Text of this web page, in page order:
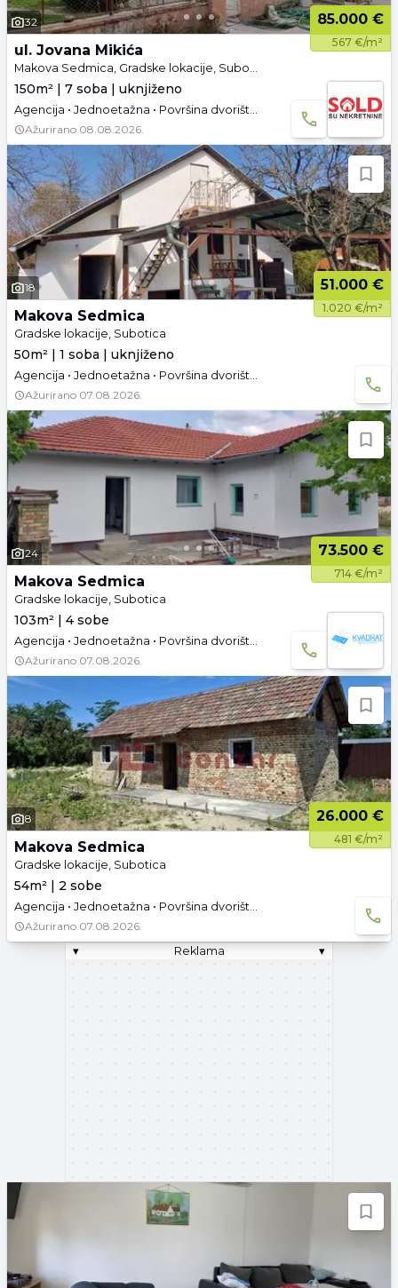
32 85.000 €
567 €/m²
ul. Jovana Mikića
Makova Sedmica, Gradske lokacije, Subotica
150m² | 7 soba | uknjiženo
Agencija • Jednoetažna • Površina dvorišta: 12.47 a • Uknjižen • Parking
Ažurirano 08.08.2026.
18 51.000 €
1.020 €/m²
Makova Sedmica
Gradske lokacije, Subotica
50m² | 1 soba | uknjiženo
Agencija • Jednoetažna • Površina dvorišta: 19.86 a • Uknjižen • Prazno
Ažurirano 07.08.2026.
24 73.500 €
714 €/m²
Makova Sedmica
Gradske lokacije, Subotica
103m² | 4 sobe
Agencija • Jednoetažna • Površina dvorišta: 37.19 a •
Ažurirano 07.08.2026.
8 26.000 €
481 €/m²
Makova Sedmica
Gradske lokacije, Subotica
54m² | 2 sobe
Agencija • Jednoetažna • Površina dvorišta: 8.97 a •
Ažurirano 07.08.2026.
▾
Reklama ▾